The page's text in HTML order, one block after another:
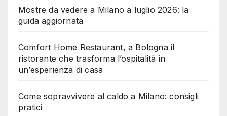
Mostre da vedere a Milano a luglio 2026: la
guida aggiornata
Comfort Home Restaurant, a Bologna il
ristorante che trasforma l’ospitalità in
un’esperienza di casa
Come sopravvivere al caldo a Milano: consigli
pratici